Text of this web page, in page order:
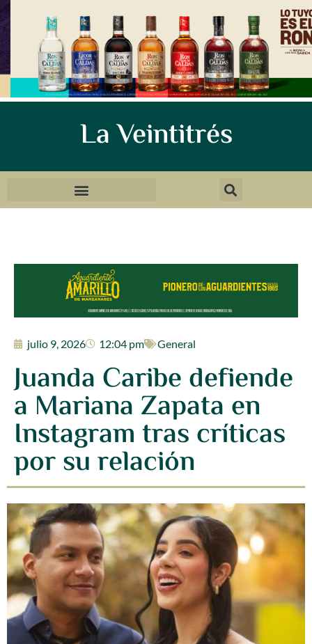
La Veintitrés
julio 9, 2026 12:04 pm General
Juanda Caribe defiende
a Mariana Zapata en
Instagram tras críticas
por su relación